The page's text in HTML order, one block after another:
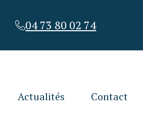
04 73 80 02 74
Actualités Contact